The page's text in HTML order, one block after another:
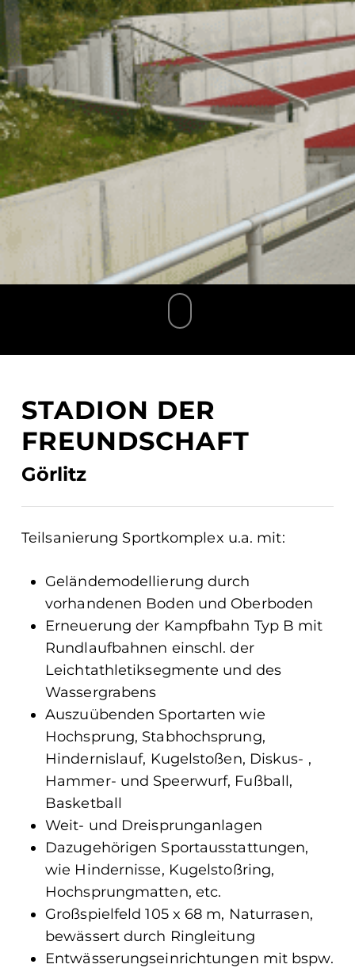
STADION DER
FREUNDSCHAFT
Görlitz
Teilsanierung Sportkomplex u.a. mit:
Geländemodellierung durch
vorhandenen Boden und Oberboden
Erneuerung der Kampfbahn Typ B mit
Rundlaufbahnen einschl. der
Leichtathletiksegmente und des
Wassergrabens
Auszuübenden Sportarten wie
Hochsprung, Stabhochsprung,
Hindernislauf, Kugelstoßen, Diskus- ,
Hammer- und Speerwurf, Fußball,
Basketball
Weit- und Dreisprunganlagen
Dazugehörigen Sportausstattungen,
wie Hindernisse, Kugelstoßring,
Hochsprungmatten, etc.
Großspielfeld 105 x 68 m, Naturrasen,
bewässert durch Ringleitung
Entwässerungseinrichtungen mit bspw.